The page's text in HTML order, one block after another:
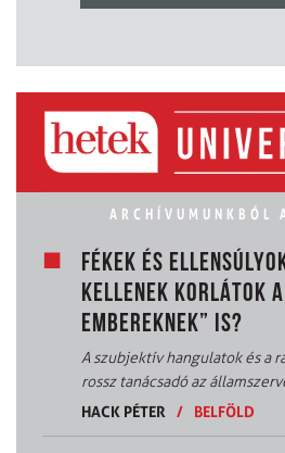
ARCHÍVUMUNKBÓL
FÉKEK ÉS
KELLENEK KORLÁTOK
EMBEREKNEK” IS?
A szubjektív hangulatok és a
rossz tanácsadó az
HACK PÉTER
/ BELFÖLD